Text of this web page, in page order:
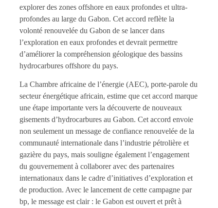
explorer des zones offshore en eaux profondes et ultra-
profondes au large du Gabon. Cet accord reflète la
volonté renouvelée du Gabon de se lancer dans
l’exploration en eaux profondes et devrait permettre
d’améliorer la compréhension géologique des bassins
hydrocarbures offshore du pays.
La Chambre africaine de l’énergie (AEC), porte-parole du
secteur énergétique africain, estime que cet accord marque
une étape importante vers la découverte de nouveaux
gisements d’hydrocarbures au Gabon. Cet accord envoie
non seulement un message de confiance renouvelée de la
communauté internationale dans l’industrie pétrolière et
gazière du pays, mais souligne également l’engagement
du gouvernement à collaborer avec des partenaires
internationaux dans le cadre d’initiatives d’exploration et
de production. Avec le lancement de cette campagne par
bp, le message est clair : le Gabon est ouvert et prêt à